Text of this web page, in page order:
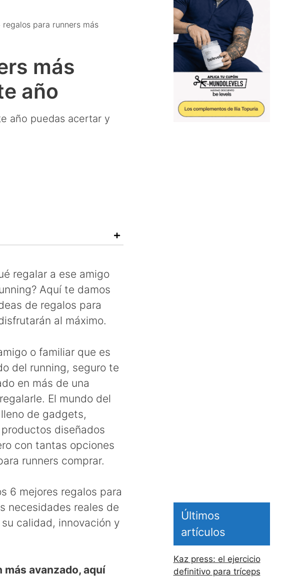
regalos para runners más
más
año
año puedas acertar y
regalar a ese amigo
Aquí te damos
de regalos para
al máximo.
o familiar que es
del running, seguro te
en más de una
El mundo del
de gadgets,
diseñados
con tantas opciones
runners comprar.
6 mejores regalos para
necesidades reales de
calidad, innovación y
avanzado, aquí
Últimos
artículos
Kaz press: el ejercicio
definitivo para tríceps